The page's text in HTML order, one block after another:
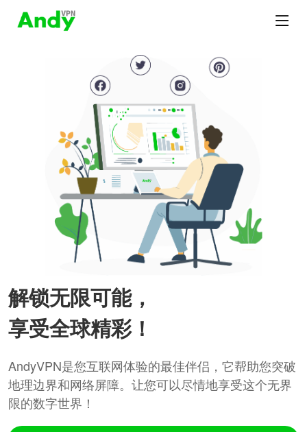
解锁无限可能，
享受全球精彩！
AndyVPN是您互联网体验的最佳伴侣，它帮助您突破
地理边界和网络屏障。让您可以尽情地享受这个无界
限的数字世界！